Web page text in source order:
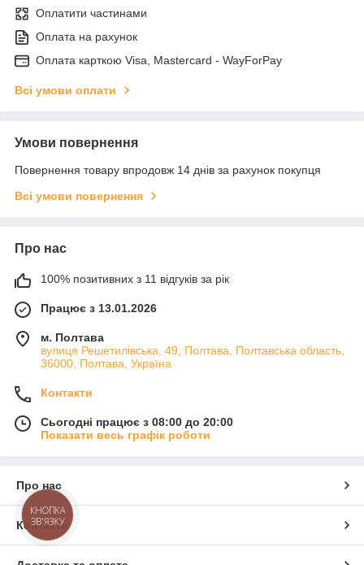
Оплатити частинами
Оплата на рахунок
Оплата карткою Visa, Mastercard - WayForPay
Всі умови оплати
Умови повернення
Повернення товару впродовж 14 днів за рахунок покупця
Всі умови повернення
Про нас
100% позитивних з 11 відгуків за рік
Працює з 13.01.2026
м. Полтава
вулиця Решетилівська, 49, Полтава, Полтавська область,
36000, Полтава, Україна
Контакти
Сьогодні працює з 08:00 до 20:00
Показати весь графік роботи
Про нас
Контакти
КНОПКА
ЗВ'ЯЗКУ